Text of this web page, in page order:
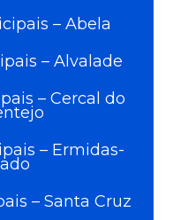
– Abela
– Alvalade
– Cercal do
– Ermidas-
– Santa Cruz